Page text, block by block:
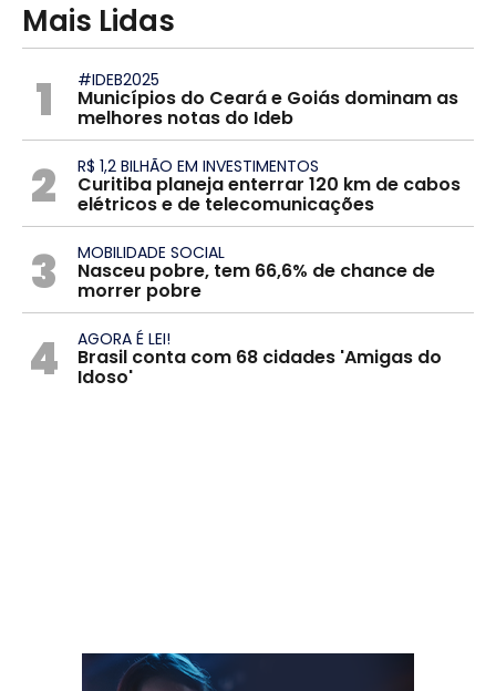
Mais Lidas
1 #IDEB2025
Municípios do Ceará e Goiás dominam as
melhores notas do Ideb
2 R$ 1,2 BILHÃO EM INVESTIMENTOS
Curitiba planeja enterrar 120 km de cabos
elétricos e de telecomunicações
3 MOBILIDADE SOCIAL
Nasceu pobre, tem 66,6% de chance de
morrer pobre
4 AGORA É LEI!
Brasil conta com 68 cidades 'Amigas do
Idoso'